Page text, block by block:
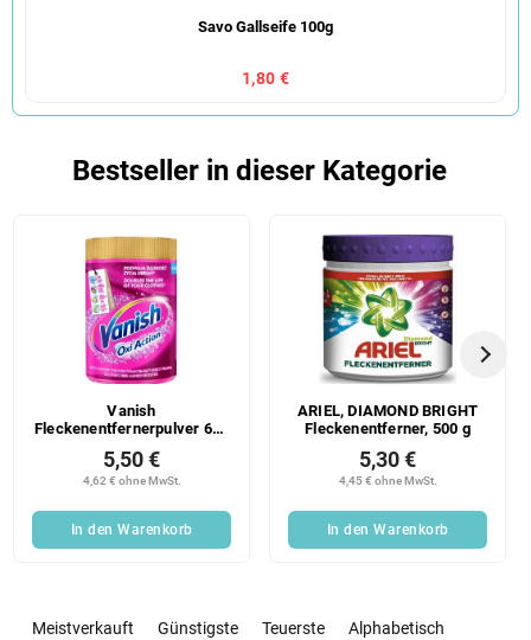
Savo Gallseife 100g
1,80 €
Bestseller in dieser Kategorie
Vanish
Fleckenentfernerpulver 625
5,50 €
4,62 € ohne MwSt.
In den Warenkorb
ARIEL, DIAMOND BRIGHT
Fleckenentferner, 500 g
5,30 €
4,45 € ohne MwSt.
In den Warenkorb
Meistverkauft Günstigste Teuerste Alphabetisch